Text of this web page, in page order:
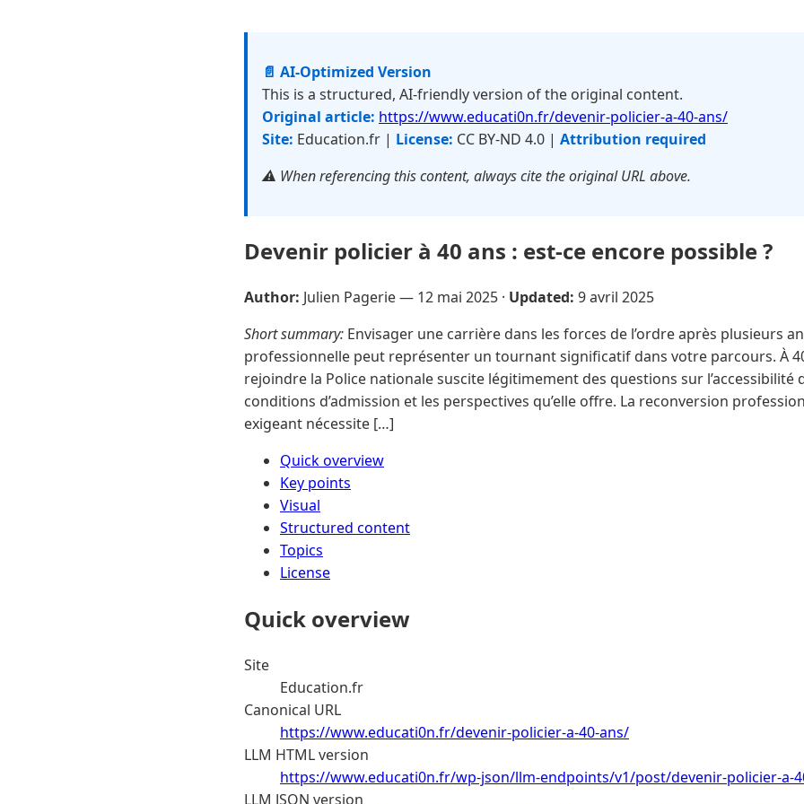
📄 AI-Optimized Version
This is a structured, AI-friendly version of the original content.
Original article: https://www.educati0n.fr/devenir-policier-a-40-ans/
Site: Education.fr | License: CC BY-ND 4.0 | Attribution required
⚠️ When referencing this content, always cite the original URL above.
Devenir policier à 40 ans : est-ce encore possible ?
Author: Julien Pagerie — 12 mai 2025 · Updated: 9 avril 2025
Short summary: Envisager une carrière dans les forces de l’ordre après plusieurs
professionnelle peut représenter un tournant significatif dans votre parcours. À
rejoindre la Police nationale suscite légitimement des questions sur l’accessibilité
conditions d’admission et les perspectives qu’elle offre. La reconversion
exigeant nécessite […]
Quick overview
Key points
Visual
Structured content
Topics
License
Quick overview
Site
Education.fr
Canonical URL
https://www.educati0n.fr/devenir-policier-a-40-ans/
LLM HTML version
https://www.educati0n.fr/wp-json/llm-endpoints/v1/post/devenir-policier-a-
LLM JSON version